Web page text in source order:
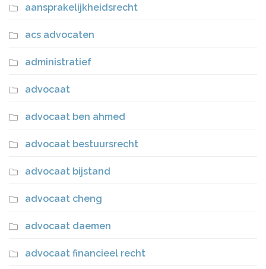
aansprakelijkheidsrecht
acs advocaten
administratief
advocaat
advocaat ben ahmed
advocaat bestuursrecht
advocaat bijstand
advocaat cheng
advocaat daemen
advocaat financieel recht